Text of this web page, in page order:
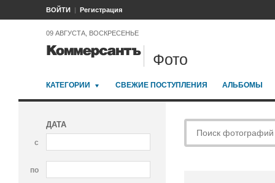
ВОЙТИ Регистрация
09 АВГУСТА, ВОСКРЕСЕНЬЕ
Фото
КАТЕГОРИИ СВЕЖИЕ ПОСТУПЛЕНИЯ АЛЬБОМЫ
ДАТА
с
по